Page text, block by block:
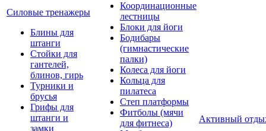
Силовые тренажеры
Блины для
штанги
Стойки для
гантелей,
блинов, гирь
Турники и
брусья
Грифы для
штанги и
замки
Координационные
лестницы
Блоки для йоги
Бодибары
(гимнастические
палки)
Колеса для йоги
Кольца для
пилатеса
Степ платформы
Фитболы (мячи
для фитнеса)
Активный